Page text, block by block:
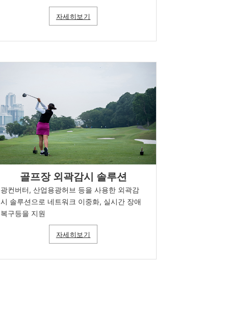
자세히보기
골프장 외곽감시 솔루션
광컨버터, 산업용광허브 등을 사용한 외곽감
시 솔루션으로 네트워크 이중화, 실시간 장애
복구등을 지원
자세히보기